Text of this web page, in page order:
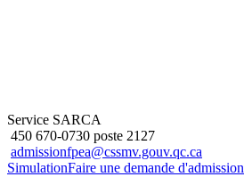
Service SARCA
450 670-0730 poste 2127
admissionfpea@cssmv.gouv.qc.ca
SimulationFaire une demande d'admission